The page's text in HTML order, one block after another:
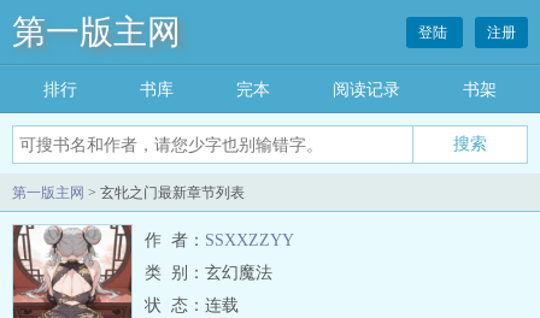
第一版主网
搜索
登陆 注册
排行 书库 完本 阅读记录 书架
第一版主网 > 玄牝之门最新章节列表
作 者： SSXXZZYY
类 别：玄幻魔法
状 态：连载